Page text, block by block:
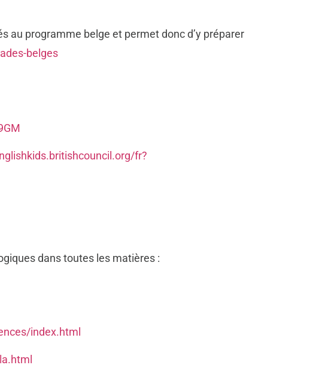
au programme belge et permet donc d’y préparer
belges
fr?
dans toutes les matières :
index.html